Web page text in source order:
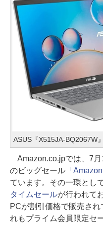
ASUS『X515JA-BQ2067W』
Amazon.co.jpでは、7月
のビッグセール「Amazon
ています。その一環とし
タイムセールが行われて
PCが割引価格で販売さ
れもプライム会員限定セ